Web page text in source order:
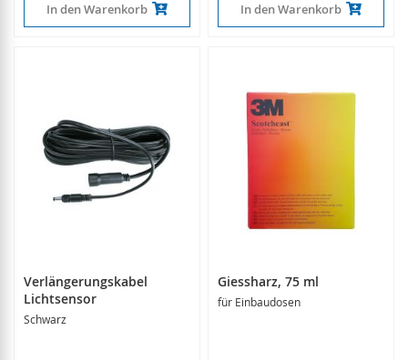
In den Warenkorb In den Warenkorb
Verlängerungskabel
Lichtsensor
Schwarz
Giessharz, 75 ml
für Einbaudosen